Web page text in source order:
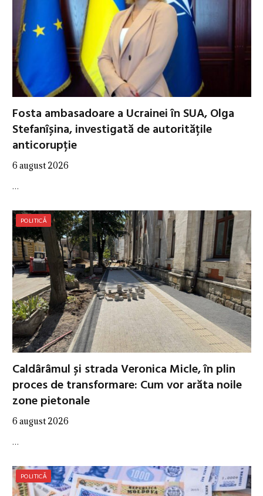
Fosta ambasadoare a Ucrainei în SUA, Olga
Stefanîșina, investigată de autoritățile
anticorupție
6 august 2026
…
POLITICĂ
Caldârâmul și strada Veronica Micle, în plin
proces de transformare: Cum vor arăta noile
zone pietonale
6 august 2026
…
POLITICĂ